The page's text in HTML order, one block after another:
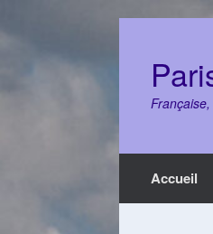
content
Accueil